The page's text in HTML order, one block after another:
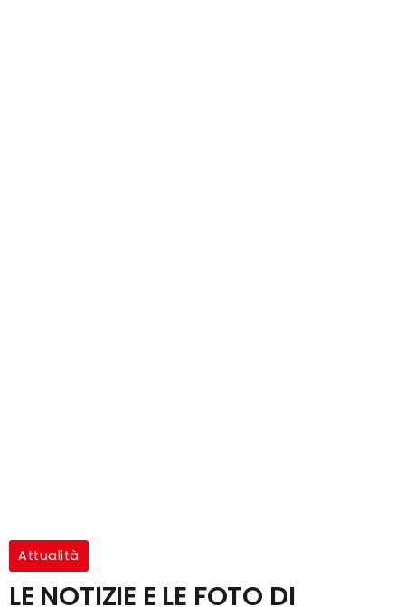
Attualità
LE NOTIZIE E LE FOTO DI